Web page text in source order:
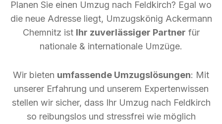
Planen Sie einen Umzug nach Feldkirch? Egal wo
die neue Adresse liegt, Umzugskönig Ackermann
Chemnitz ist Ihr zuverlässiger Partner für
nationale & internationale Umzüge.
Wir bieten umfassende Umzugslösungen: Mit
unserer Erfahrung und unserem Expertenwissen
stellen wir sicher, dass Ihr Umzug nach Feldkirch
so reibungslos und stressfrei wie möglich